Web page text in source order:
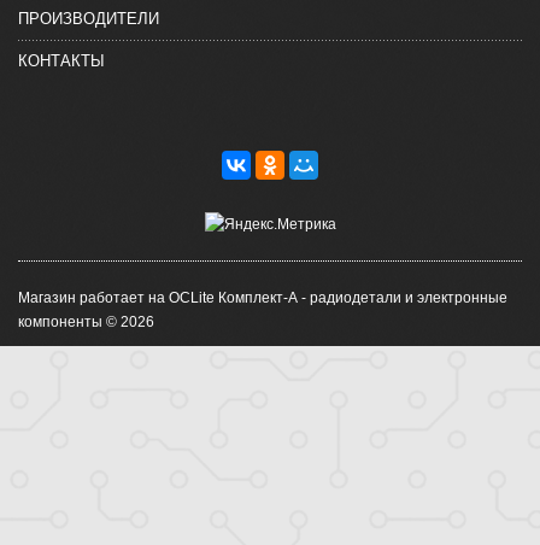
ПРОИЗВОДИТЕЛИ
КОНТАКТЫ
Магазин работает на OCLite Комплект-А - радиодетали и электронные
компоненты © 2026